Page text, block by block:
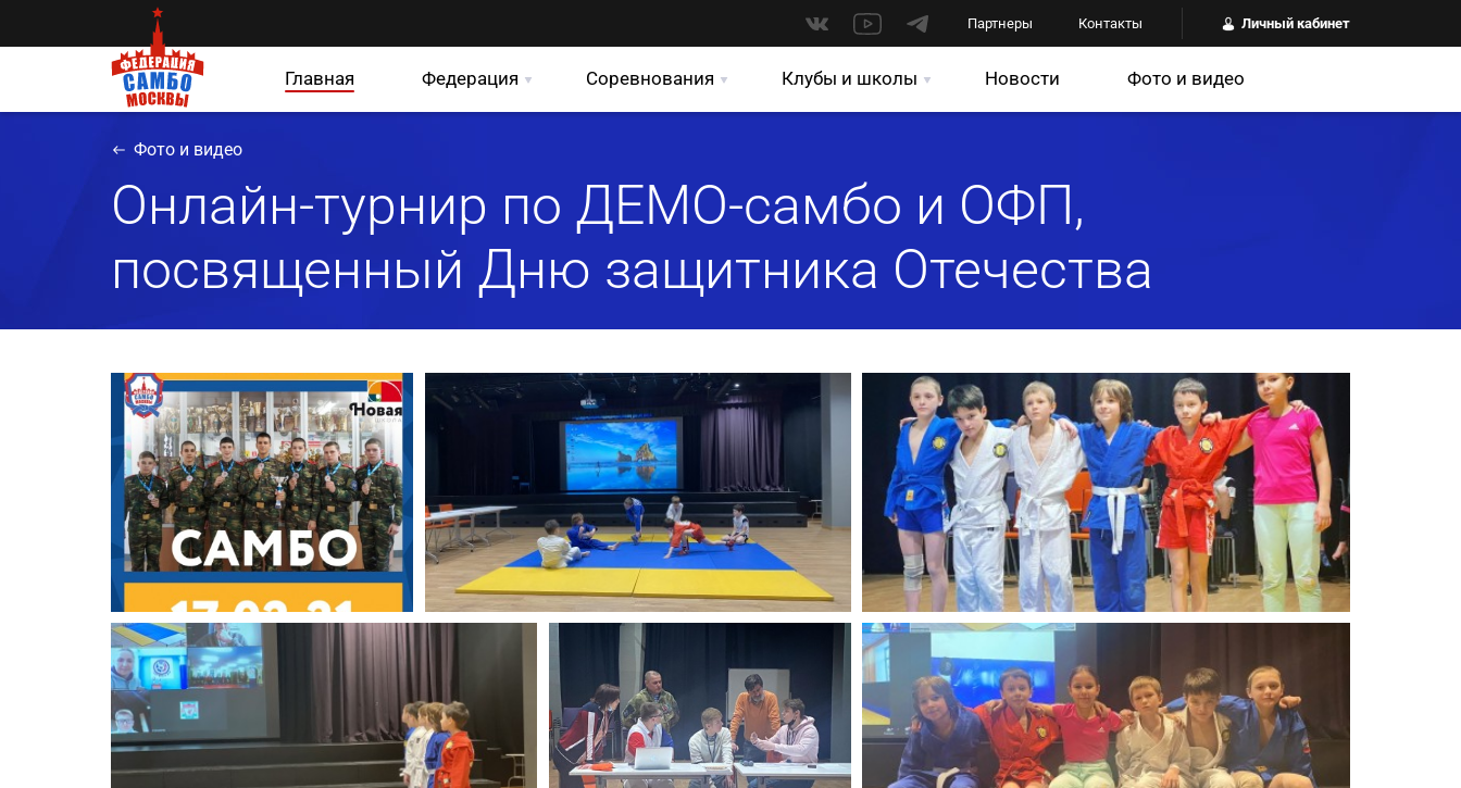
Партнеры Контакты Личный кабинет
Главная Федерация Соревнования Клубы и школы Новости Фото и видео
Фото и видео
Онлайн-турнир по ДЕМО-самбо и ОФП,
посвященный Дню защитника Отечества